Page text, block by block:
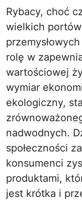
Rybacy, choć
wielkich
rolę w
wartościowej
wymiar
ekologiczny,
nadwodnych.
społeczności
konsumenci
produktami,
jest krótka i